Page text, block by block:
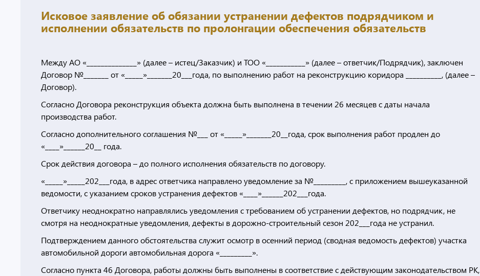
Исковое заявление об обязании устранении дефектов подрядчиком и
исполнении обязательств по пролонгации обеспечения обязательств
Между АО «______________» (далее – истец/Заказчик) и ТОО «___________» (далее – ответчик/Подрядчик), заключен
Договор №_______ от «_____»_______20___года, по выполнению работ на реконструкцию коридора __________, (далее –
Договор).
Согласно Договора реконструкция объекта должна быть выполнена в течении 26 месяцев с даты начала
производства работ.
Согласно дополнительного соглашения №___ от «_____»_______20__года, срок выполнения работ продлен до
«____»______20__ года.
Срок действия договора – до полного исполнения обязательств по договору.
«_____»_____202___года, в адрес ответчика направлено уведомление за №_________, с приложением вышеуказанной
ведомости, с указанием сроков устранения дефектов «____»______202___года.
Ответчику неоднократно направлялись уведомления с требованием об устранении дефектов, но подрядчик, не
смотря на неоднократные уведомления, дефекты в дорожно-строительный сезон 202___года не устранил.
Подтверждением данного обстоятельства служит осмотр в осенний период (сводная ведомость дефектов) участка
автомобильной дороги автомобильная дорога «_________».
Согласно пункта 46 Договора, работы должны быть выполнены в соответствие с действующим законодательством РК,